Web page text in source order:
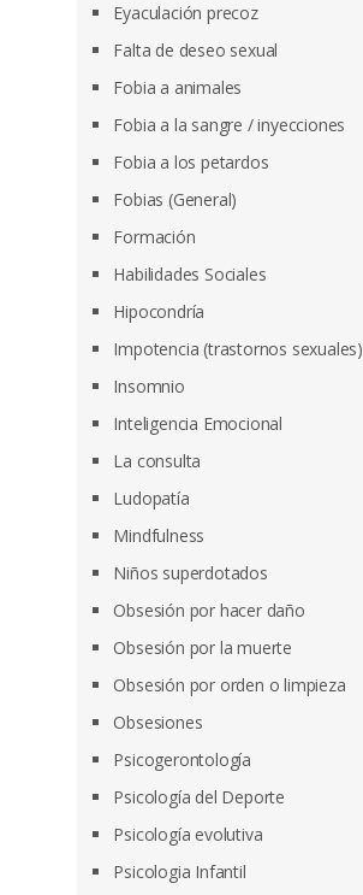
Eyaculación precoz
Falta de deseo sexual
Fobia a animales
Fobia a la sangre / inyecciones
Fobia a los petardos
Fobias (General)
Formación
Habilidades Sociales
Hipocondría
Impotencia (trastornos sexuales)
Insomnio
Inteligencia Emocional
La consulta
Ludopatía
Mindfulness
Niños superdotados
Obsesión por hacer daño
Obsesión por la muerte
Obsesión por orden o limpieza
Obsesiones
Psicogerontología
Psicología del Deporte
Psicología evolutiva
Psicologia Infantil